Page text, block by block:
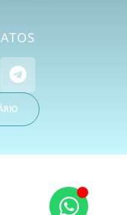
os Direitos Reservados